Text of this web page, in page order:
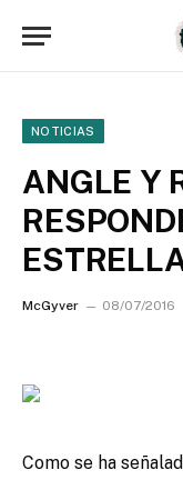
NOTICIAS
ANGLE Y
McGyver 08/07/2016
Como se ha